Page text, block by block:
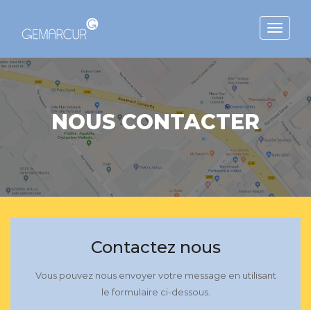
Toggle
NOUS CONTACTER
Contactez nous
Vous pouvez nous envoyer votre message en utilisant
le formulaire ci-dessous.